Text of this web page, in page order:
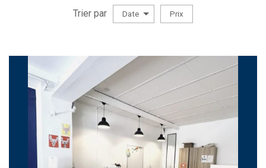
Vente Immobilier Professionnel
RECHERCHER
Trier par Date Prix